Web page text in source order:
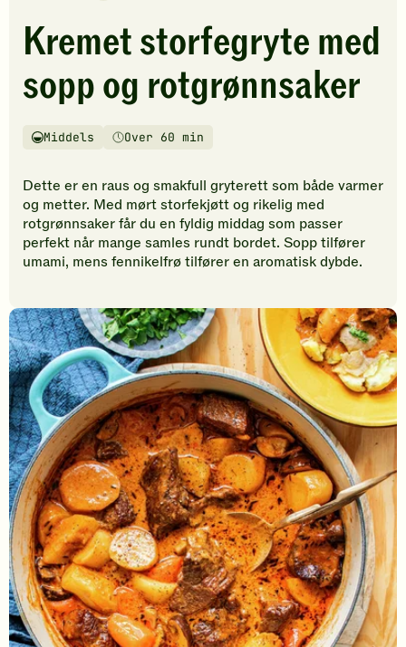
har
foreløpig
ingen
vurderinger.
den
til
å
vurdere
denne
oppskriften.
Kremet storfegryte med
sopp og rotgrønnsaker
Vanskelighetsgrad
Middels
TilberedningstidOver 60 min
Dette er en raus og smakfull gryterett som både varmer
og metter. Med mørt storfekjøtt og rikelig med
rotgrønnsaker får du en fyldig middag som passer
perfekt når mange samles rundt bordet. Sopp tilfører
umami, mens fennikelfrø tilfører en aromatisk dybde.